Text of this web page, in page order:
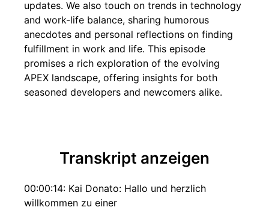
updates. We also touch on trends in technology
and work-life balance, sharing humorous
anecdotes and personal reflections on finding
fulfillment in work and life. This episode
promises a rich exploration of the evolving
APEX landscape, offering insights for both
seasoned developers and newcomers alike.
Transkript anzeigen
00:00:14: Kai Donato: Hallo und herzlich
willkommen zu einer